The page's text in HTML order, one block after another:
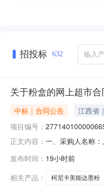
招投标 632
关于粉盒的网上超市
中标｜合同公告 江西省
项目编号：
正文内容： 一、采购人名称
（PANTUM）商
发布时间： 19小时前
相关产品：
柯尼卡美能达墨粉